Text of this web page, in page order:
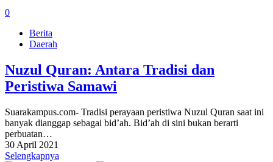
0
Berita
Daerah
Nuzul Quran: Antara Tradisi dan
Peristiwa Samawi
Suarakampus.com- Tradisi perayaan peristiwa Nuzul Quran saat ini
banyak dianggap sebagai bid’ah. Bid’ah di sini bukan berarti
perbuatan…
30 April 2021
Selengkapnya